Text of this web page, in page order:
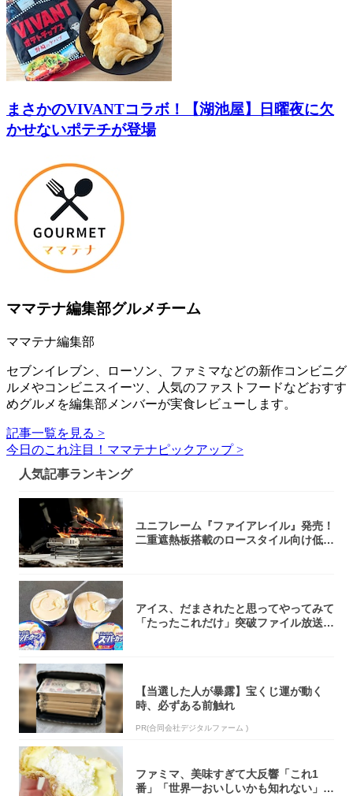
まさかのVIVANTコラボ！【湖池屋】日曜夜に欠
かせないポテチが登場
ママテナ編集部グルメチーム
ママテナ編集部
セブンイレブン、ローソン、ファミマなどの新作コンビニグ
ルメやコンビニスイーツ、人気のファストフードなどおすす
めグルメを編集部メンバーが実食レビューします。
記事一覧を見る >
今日のこれ注目！ママテナピックアップ >
人気記事ランキング
ユニフレーム『ファイアレイル』発売！
二重遮熱板搭載のロースタイル向け低型
アイス、だまされたと思ってやってみて
「たったこれだけ」突破ファイル放送で
【当選した人が暴露】宝くじ運が動く
時、必ずある前触れ
PR(合同会社デジタルファーム )
ファミマ、美味すぎて大反響「これ1
番」「世界一おいしいかも知れない」